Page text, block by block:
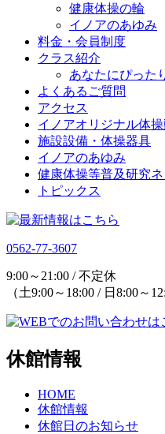
健康体操の輪
イノアのあゆみ
料金・会員制度
クラス紹介
あなたにぴった
よくあるご質問
アクセス
イノアオリジナル体
施設設備・体操器具
イノアのあゆみ
健康体操等普及研究
トピックス
0562-77-3607
9:00～21:00 / 不定休
（土9:00～18:00 / 日8:00～
休館情報
HOME
休館情報
休館日のお知らせ